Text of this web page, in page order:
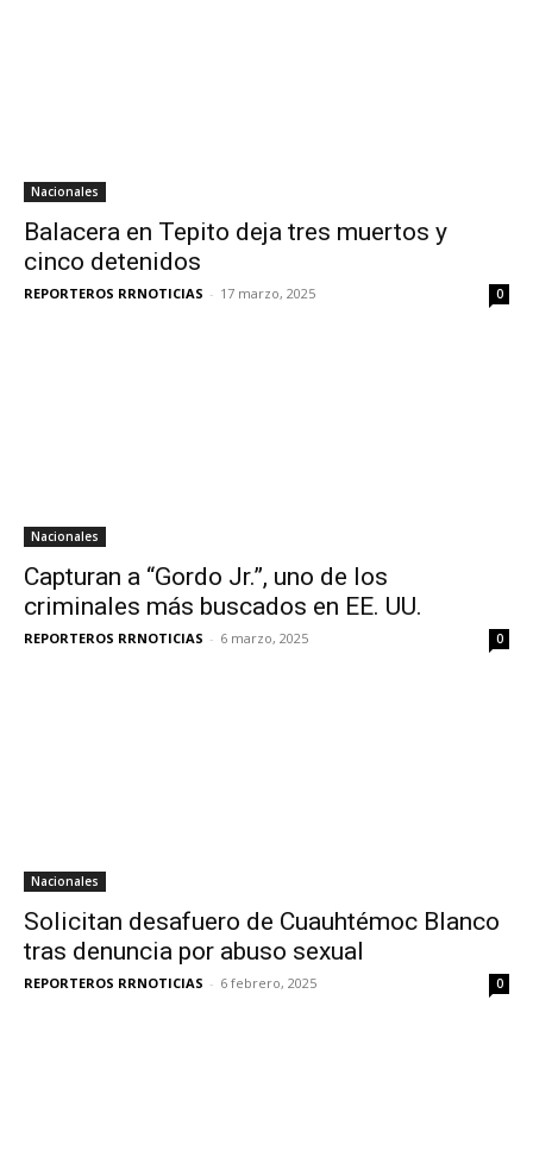
Nacionales
Balacera en Tepito deja tres muertos y
cinco detenidos
REPORTEROS RRNOTICIAS - 17 marzo, 2025 0
Nacionales
Capturan a “Gordo Jr.”, uno de los
criminales más buscados en EE. UU.
REPORTEROS RRNOTICIAS - 6 marzo, 2025 0
Nacionales
Solicitan desafuero de Cuauhtémoc Blanco
tras denuncia por abuso sexual
REPORTEROS RRNOTICIAS - 6 febrero, 2025 0